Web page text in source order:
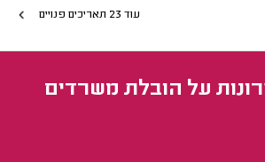
עוד 23 תאריכים פנויים
על הובלת משרדים